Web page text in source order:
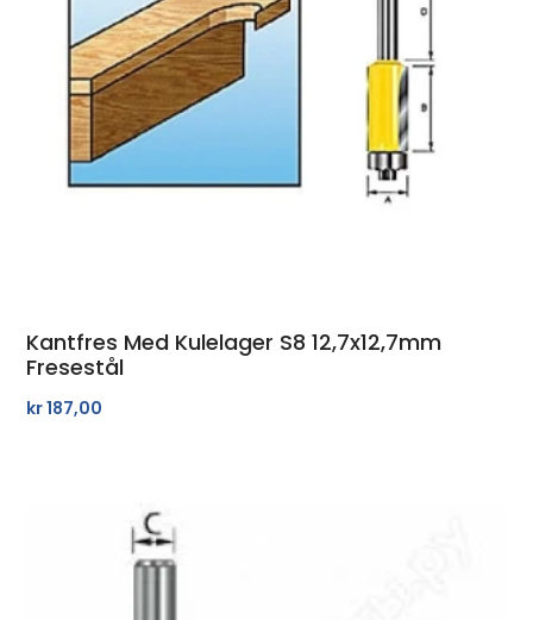
Kantfres Med Kulelager S8 12,7x12,7mm
Fresestål
kr187,00